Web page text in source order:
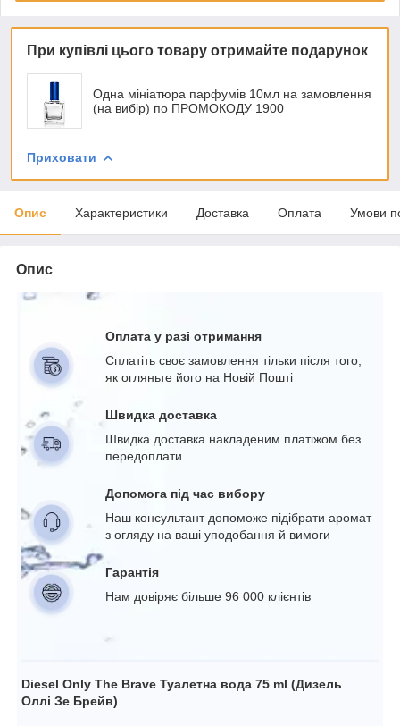
При купівлі цього товару отримайте подарунок
Одна мініатюра парфумів 10мл на замовлення
(на вибір) по ПРОМОКОДУ 1900
Приховати
Опис Характеристики Доставка Оплата Умови
Опис
Оплата у разі отримання
Сплатіть своє замовлення тільки після того,
як огляньте його на Новій Пошті
Швидка доставка
Швидка доставка накладеним платіжом без
передоплати
Допомога під час вибору
Наш консультант допоможе підібрати аромат
з огляду на ваші уподобання й вимоги
Гарантія
Нам довіряє більше 96 000 клієнтів
Diesel Only The Brave Туалетна вода 75 ml (Дизель
Оллі Зе Брейв)